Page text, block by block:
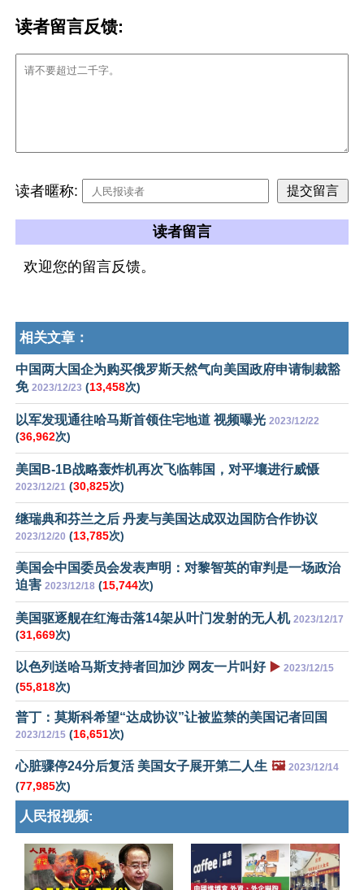
读者留言反馈:
读者暱称:
读者留言
欢迎您的留言反馈。
相关文章：
中国两大国企为购买俄罗斯天然气向美国政府申请制裁豁
免 2023/12/23 (13,458次)
以军发现通往哈马斯首领住宅地道 视频曝光 2023/12/22
(36,962次)
美国B-1B战略轰炸机再次飞临韩国，对平壤进行威慑
2023/12/21 (30,825次)
继瑞典和芬兰之后 丹麦与美国达成双边国防合作协议
2023/12/20 (13,785次)
美国会中国委员会发表声明：对黎智英的审判是一场政治
迫害 2023/12/18 (15,744次)
美国驱逐舰在红海击落14架从叶门发射的无人机 2023/12/17
(31,669次)
以色列送哈马斯支持者回加沙 网友一片叫好 ▶️ 2023/12/15
(55,818次)
普丁：莫斯科希望“达成协议”让被监禁的美国记者回国
2023/12/15 (16,651次)
心脏骤停24分后复活 美国女子展开第二人生 🖼️ 2023/12/14
(77,985次)
人民报视频: